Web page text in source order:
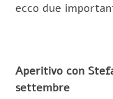
ecco due
Aperitivo con
settembre